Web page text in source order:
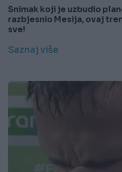
Snimak koji je uzbudio
razbjesnio Mesija, ovaj
sve!
Saznaj više